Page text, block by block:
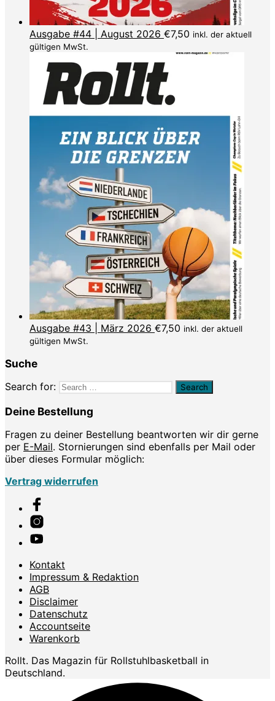
Ausgabe #44 | August 2026 €7,50 inkl. der aktuell
gültigen MwSt.
Ausgabe #43 | März 2026 €7,50 inkl. der aktuell
gültigen MwSt.
Suche
Search for:
Deine Bestellung
Fragen zu deiner Bestellung beantworten wir dir gerne
per E-Mail. Stornierungen sind ebenfalls per Mail oder
über dieses Formular möglich:
Vertrag widerrufen
Kontakt
Impressum & Redaktion
AGB
Disclaimer
Datenschutz
Accountseite
Warenkorb
Rollt. Das Magazin für Rollstuhlbasketball in
Deutschland.